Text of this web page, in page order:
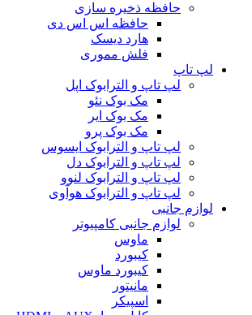
حافظه ذخیره سازی
حافظه اس اس دی
هارد دیسک
فلش مموری
لپ تاپ
لپ تاپ و الترابوک اپل
مک بوک نئو
مک بوک ایر
مک بوک پرو
لپ تاپ و الترابوک ایسوس
لپ تاپ و الترابوک دل
لپ تاپ و الترابوک لنوو
لپ تاپ و الترابوک هوآوی
لوازم جانبی
لوازم جانبی کامپیوتر
ماوس
کیبورد
کیبورد ماوس
مانیتور
اسپیکر